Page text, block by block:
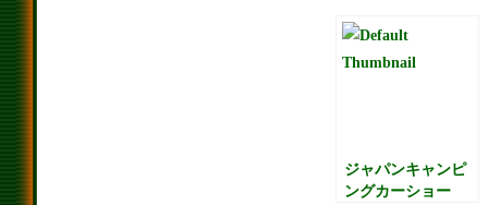
ジャパンキャンピ
ングカーショー